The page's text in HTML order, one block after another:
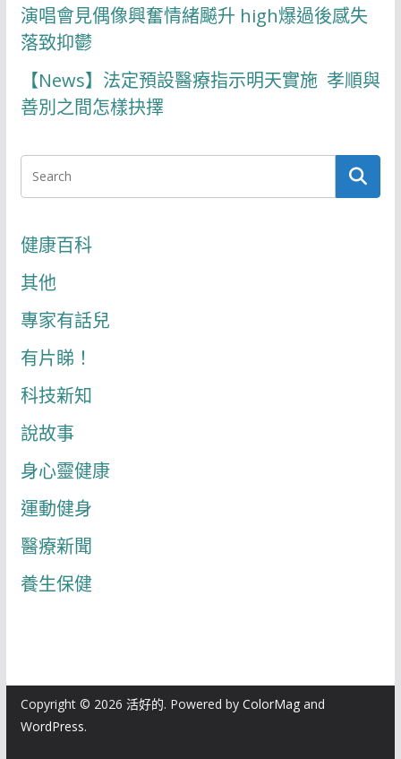
演唱會見偶像興奮情緒飇升 high爆過後感失
落致抑鬱
【News】法定預設醫療指示明天實施 孝順與
善別之間怎樣抉擇
健康百科
其他
專家有話兒
有片睇！
科技新知
說故事
身心靈健康
運動健身
醫療新聞
養生保健
Copyright © 2026 活好的. Powered by ColorMagand
WordPress.